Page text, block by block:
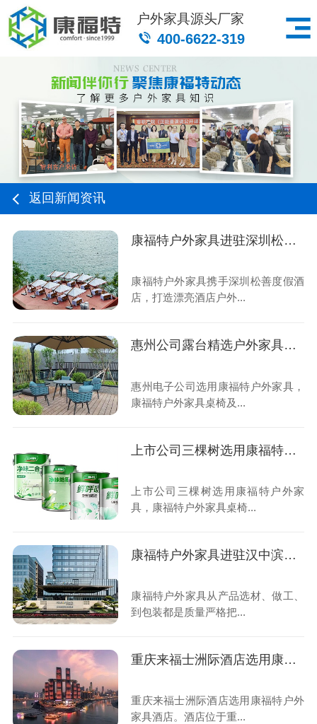
户外家具源头厂家
400-6622-319
返回新闻资讯
康福特户外家具进驻深圳松善度假酒店
康福特户外家具携手深圳松善度假酒
店，打造漂亮酒店户外...
惠州公司露台精选户外家具太漂亮
惠州电子公司选用康福特户外家具，
康福特户外家具桌椅及...
上市公司三棵树选用康福特户外家具
上市公司三棵树选用康福特户外家
具，康福特户外家具桌椅...
康福特户外家具进驻汉中滨江福朋喜来登酒店
康福特户外家具从产品选材、做工、
到包装都是质量严格把...
重庆来福士洲际酒店选用康福特户外家具
重庆来福士洲际酒店选用康福特户外
家具酒店。酒店位于重...